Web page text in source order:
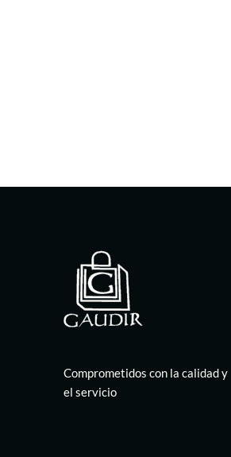
Comprometidos con la calidad y
el servicio